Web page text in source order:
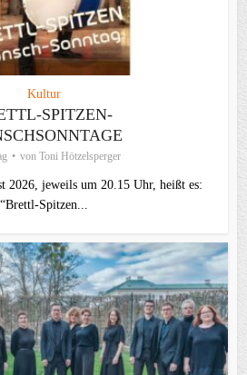
Kultur
SPITZEN-
von Toni Hötzelsperger
2026, jeweils um 20.15 Uhr, heißt es:
“Brettl-Spitzen...